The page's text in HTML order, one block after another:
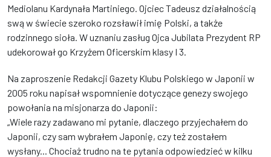
Mediolanu Kardynała Martiniego. Ojciec Tadeusz działalnością
swą w świecie szeroko rozsławił imię Polski, a także
rodzinnego sioła. W uznaniu zasług Ojca Jubilata Prezydent RP
udekorował go Krzyżem Oficerskim klasy I 3.
Na zaproszenie Redakcji Gazety Klubu Polskiego w Japonii w
2005 roku napisał wspomnienie dotyczące genezy swojego
powołania na misjonarza do Japonii:
„Wiele razy zadawano mi pytanie, dlaczego przyjechałem do
Japonii, czy sam wybrałem Japonię, czy też zostałem
wysłany... Chociaż trudno na te pytania odpowiedzieć w kilku